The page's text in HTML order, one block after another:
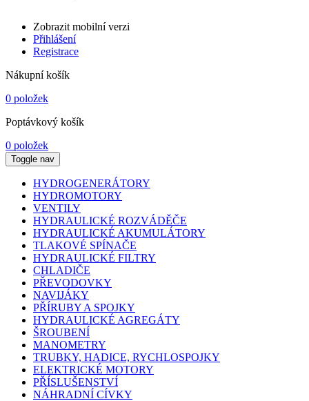
Zobrazit mobilní verzi
Přihlášení
Registrace
Nákupní košík
0 položek
Poptávkový košík
0 položek
Toggle nav
HYDROGENERÁTORY
HYDROMOTORY
VENTILY
HYDRAULICKÉ ROZVÁDĚČE
HYDRAULICKÉ AKUMULÁTORY
TLAKOVÉ SPÍNAČE
HYDRAULICKÉ FILTRY
CHLADIČE
PŘEVODOVKY
NAVIJÁKY
PŘÍRUBY A SPOJKY
HYDRAULICKÉ AGREGÁTY
ŠROUBENÍ
MANOMETRY
TRUBKY, HADICE, RYCHLOSPOJKY
ELEKTRICKÉ MOTORY
PŘÍSLUŠENSTVÍ
NÁHRADNÍ CÍVKY